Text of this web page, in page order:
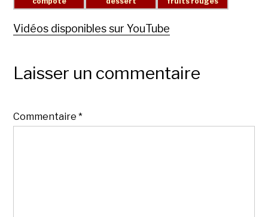
Vidéos disponibles sur YouTube
Laisser un commentaire
Commentaire*